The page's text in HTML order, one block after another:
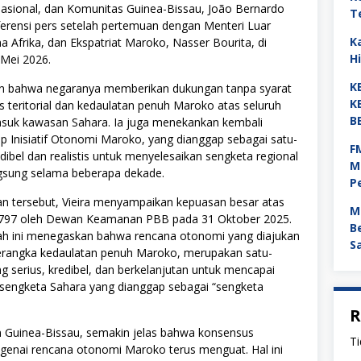
dan Komunitas Guinea-Bissau, João Bernardo
pers setelah pertemuan dengan Menteri Luar
Afrika, dan Ekspatriat Maroko, Nasser Bourita, di
2026.
bahwa negaranya memberikan dukungan tanpa syarat
teritorial dan kedaulatan penuh Maroko atas seluruh
kawasan Sahara. Ia juga menekankan kembali
Inisiatif Otonomi Maroko, yang dianggap sebagai satu-
dan realistis untuk menyelesaikan sengketa regional
selama beberapa dekade.
tersebut, Vieira menyampaikan kepuasan besar atas
oleh Dewan Keamanan PBB pada 31 Oktober 2025.
ini menegaskan bahwa rencana otonomi yang diajukan
kedaulatan penuh Maroko, merupakan satu-
serius, kredibel, dan berkelanjutan untuk mencapai
Sahara yang dianggap sebagai “sengketa
Bissau, semakin jelas bahwa konsensus
rencana otonomi Maroko terus menguat. Hal ini